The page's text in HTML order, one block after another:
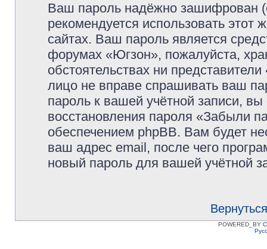
Ваш пароль надёжно зашифрован
рекомендуется использовать этот
сайтах. Ваш пароль является
форумах «Югзон», пожалуйста,
обстоятельствах ни
лицо не вправе спрашивать ваш
пароль к вашей учётной записи,
восстановления пароля «Забыли
обеспечением phpBB. Вам будет
ваш адрес email, после чего
новый пароль для вашей учётной
POWERED_BY